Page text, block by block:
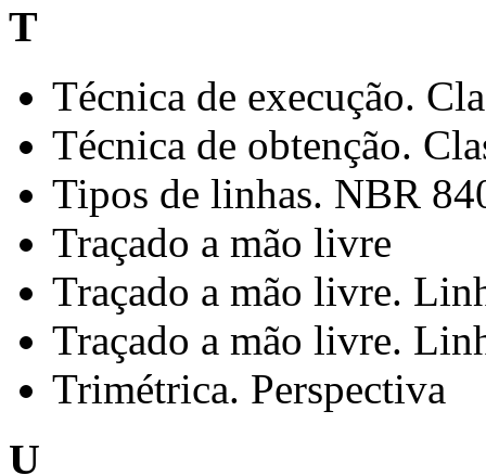
T
Técnica de execução.
Técnica de obtenção.
Tipos de linhas. NBR
Traçado a mão livre
Traçado a mão livre.
Traçado a mão livre.
Trimétrica. Perspectiva
U